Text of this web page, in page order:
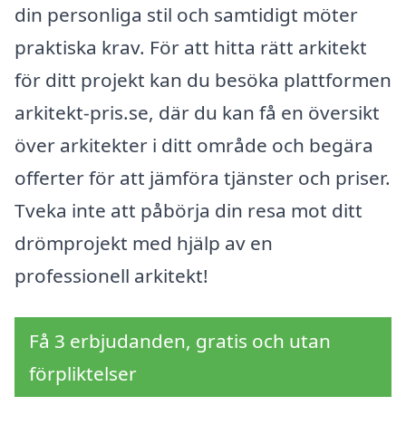
din personliga stil och samtidigt möter
praktiska krav. För att hitta rätt arkitekt
för ditt projekt kan du besöka plattformen
arkitekt-pris.se, där du kan få en översikt
över arkitekter i ditt område och begära
offerter för att jämföra tjänster och priser.
Tveka inte att påbörja din resa mot ditt
drömprojekt med hjälp av en
professionell arkitekt!
Få 3 erbjudanden, gratis och utan
förpliktelser